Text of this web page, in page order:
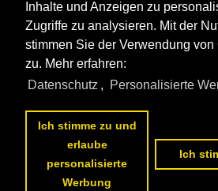
Inhalte und Anzeigen zu
Zugriffe zu analysieren. Mit der
stimmen Sie der Verwendung von
zu. Mehr erfahren:
Datenschutz , Personalisierte
Ich stimme zu und
erlaube
personalisierte
Werbung
Ich